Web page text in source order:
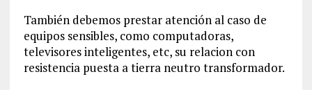
También debemos prestar atención al caso de
equipos sensibles, como computadoras,
televisores inteligentes, etc, su relacion con
resistencia puesta a tierra neutro transformador.